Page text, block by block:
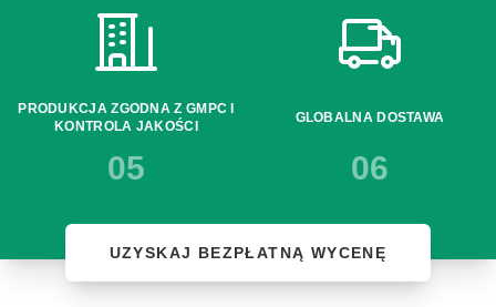
PRODUKCJA ZGODNA Z GMPC I
KONTROLA JAKOŚCI
05
GLOBALNA DOSTAWA
06
UZYSKAJ BEZPŁATNĄ WYCENĘ